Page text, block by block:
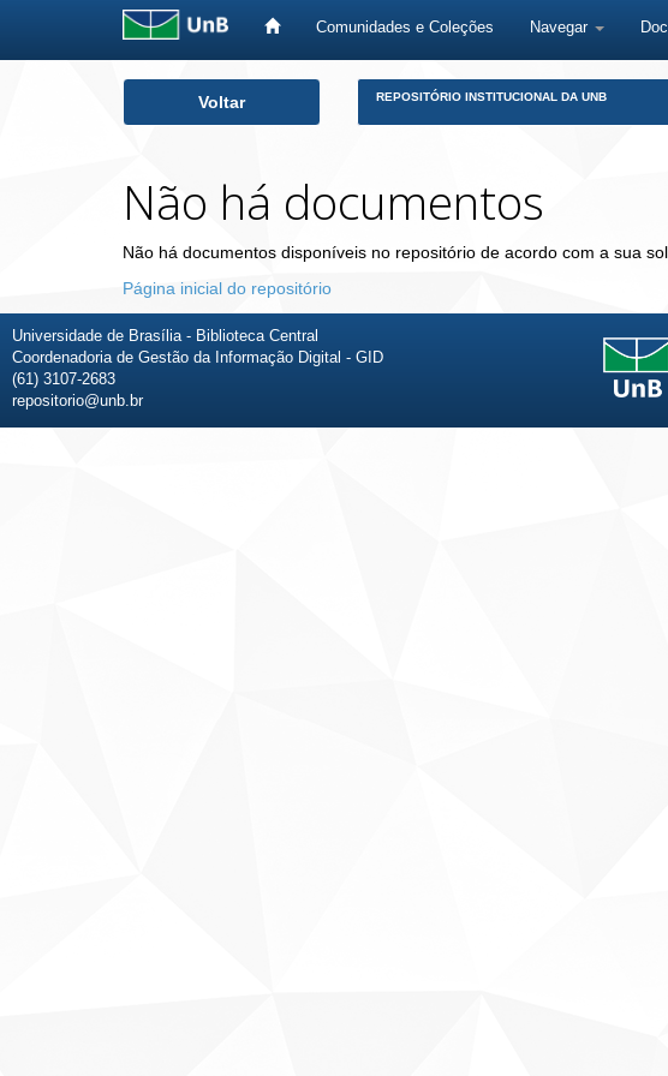
Comunidades e Coleções Navegar
Voltar REPOSITÓRIO INSTITUCIONAL DA UNB
Não há documentos
Não há documentos disponíveis no repositório de acordo com a sua
Página inicial do repositório
Universidade de Brasília - Biblioteca Central
Coordenadoria de Gestão da Informação Digital - GID
(61) 3107-2683
repositorio@unb.br